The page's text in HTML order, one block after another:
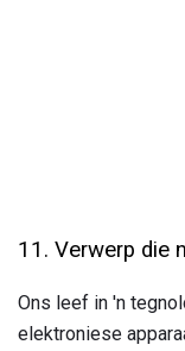
11. Verwerp die
Ons leef in 'n
elektroniese